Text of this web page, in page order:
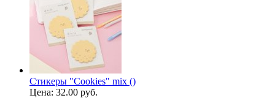
Стикеры "Cookies" mix ()
Цена: 32.00 руб.